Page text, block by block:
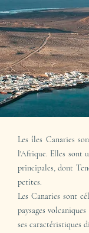
Les îles Canaries
l'Afrique. Elles sont
principales, dont
petites.
Les Canaries sont
paysages
ses caractéristiques